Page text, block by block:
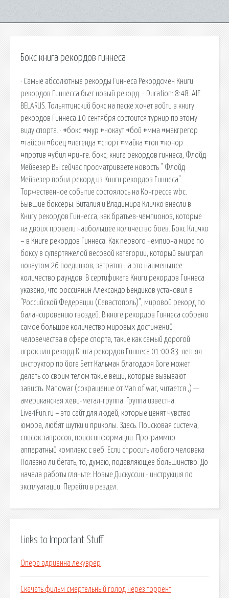
Бокс книга рекордов гиннеса
· Самые абсолютные рекорды Гиннеса Рекордсмен Книги
рекордов Гиннесса бьет новый рекорд. - Duration: 8:48. AIF
BELARUS. Тольяттинский бокс на песке хочет войти в книгу
рекордов Гиннеса 10 сентября состоится турнир по этому
виду спорта. · #бокс #мур #нокаут #бой #мма #макгрегор
#тайсон #боец #легенда #спорт #майка #топ #конор
#против #убил #ринге. бокс, книга рекордов гиннеса, Флойд
Мейвезер Вы сейчас просматриваете новость " Флойд
Мейвезер побил рекорд из Книги рекордов Гиннеса".
Торжественное событие состоялось на Конгрессе wbc.
Бывшие боксеры. Виталия и Владимира Кличко внесли в
Книгу рекордов Гиннесса, как братьев-чемпионов, которые
на двоих провели наибольшее количество боев. Бокс Кличко
– в Книге рекордов Гиннеса. Как первого чемпиона мира по
боксу в супертяжелой весовой категории, который выиграл
нокаутом 26 поединков, затратив на это наименьшее
количество раундов. В сертификате Книги рекордов Гиннеса
указано, что россиянин Александр Бендиков установил в
"Российской Федерации (Севастополь)", мировой рекорд по
балансированию гвоздей. В книге рекордов Гиннеса собрано
самое большое количество мировых достижений
человечества в сфере спорта, такие как самый дорогой
игрок или рекорд Книга рекордов Гиннеса 01:00 83-летняя
инструктор по йоге Бетт Кальман благодаря йоге может
делать со своим телом такие вещи, которые вызывают
зависть. Manowar (сокращение от Man of war, читается ,) —
американская хеви-метал-группа. Группа известна.
Live4Fun.ru – это сайт для людей, которые ценят чувство
юмора, любят шутки и приколы. Здесь. Поисковая сиcтема,
список запросов, поиск информации. Программно-
аппаратный комплекс с веб. Если спросить любого человека
Полезно ли бегать, то, думаю, подавляющее большинство. До
начала работы гляньте: Новые Дискуссии - инструкция по
эксплуатации. Перейти в раздел.
Links to Important Stuff
Опера адриенна лекуврер
Скачать фильм смертельный голод через торрент